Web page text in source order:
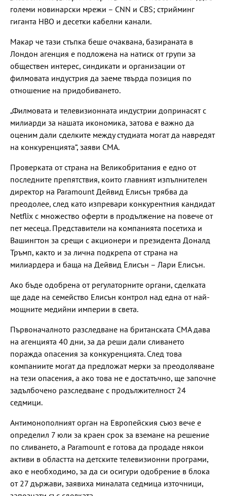
големи новинарски мрежи – CNN и CBS; стрийминг
гиганта HBO и десетки кабелни канали.
Макар че тази стъпка беше очаквана, базираната в
Лондон агенция е подложена на натиск от групи за
обществен интерес, синдикати и организации от
филмовата индустрия да заеме твърда позиция по
отношение на придобиването.
„Филмовата и телевизионната индустрии допринасят с
милиарди за нашата икономика, затова е важно да
оценим дали сделките между студиата могат да навредят
на конкуренцията“, заяви CMA.
Проверката от страна на Великобритания е едно от
последните препятствия, които главният изпълнителен
директор на Paramount Дейвид Елисън трябва да
преодолее, след като изпревари конкурентния кандидат
Netflix с множество оферти в продължение на повече от
пет месеца. Представители на компанията посетиха и
Вашингтон за срещи с акционери и президента Доналд
Тръмп, както и за лична подкрепа от страна на
милиардера и баща на Дейвид Елисън – Лари Елисън.
Ако бъде одобрена от регулаторните органи, сделката
ще даде на семейство Елисън контрол над една от най-
мощните медийни империи в света.
Първоначалното разследване на британската CMA дава
на агенцията 40 дни, за да реши дали сливането
поражда опасения за конкуренцията. След това
компаниите могат да предложат мерки за преодоляване
на тези опасения, а ако това не е достатъчно, ще започне
задълбочено разследване с продължителност 24
седмици.
Антимонополният орган на Европейския съюз вече е
определил 7 юли за краен срок за вземане на решение
по сливането, а Paramount е готова да продаде някои
активи в областта на детските телевизионни програми,
ако е необходимо, за да си осигури одобрение в блока
от 27 държави, заявиха миналата седмица източници,